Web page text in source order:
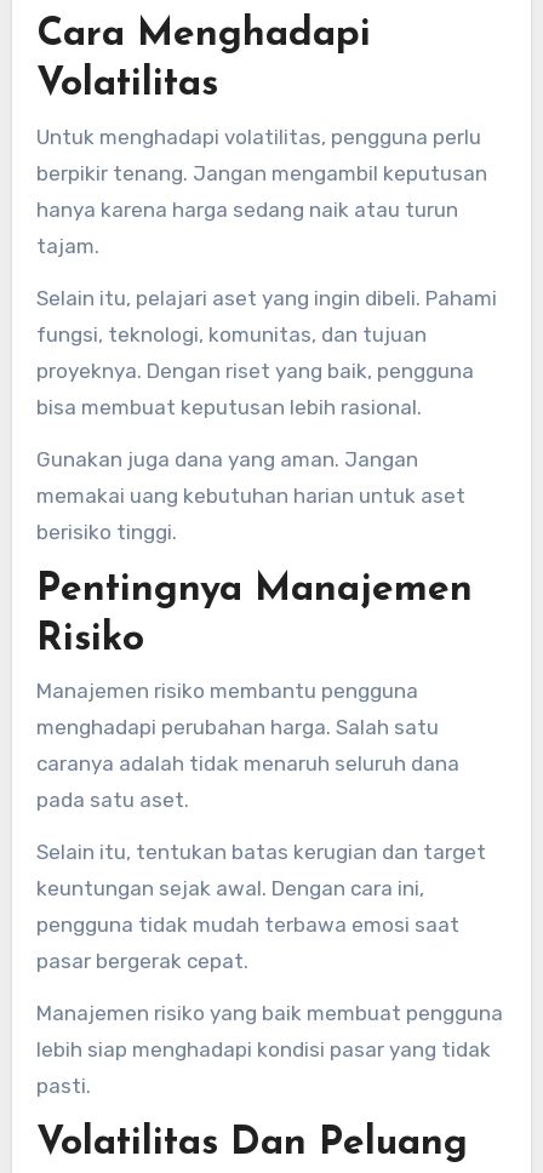
Cara Menghadapi
Volatilitas
Untuk menghadapi volatilitas, pengguna perlu
berpikir tenang. Jangan mengambil keputusan
hanya karena harga sedang naik atau turun
tajam.
Selain itu, pelajari aset yang ingin dibeli. Pahami
fungsi, teknologi, komunitas, dan tujuan
proyeknya. Dengan riset yang baik, pengguna
bisa membuat keputusan lebih rasional.
Gunakan juga dana yang aman. Jangan
memakai uang kebutuhan harian untuk aset
berisiko tinggi.
Pentingnya Manajemen
Risiko
Manajemen risiko membantu pengguna
menghadapi perubahan harga. Salah satu
caranya adalah tidak menaruh seluruh dana
pada satu aset.
Selain itu, tentukan batas kerugian dan target
keuntungan sejak awal. Dengan cara ini,
pengguna tidak mudah terbawa emosi saat
pasar bergerak cepat.
Manajemen risiko yang baik membuat pengguna
lebih siap menghadapi kondisi pasar yang tidak
pasti.
Volatilitas Dan Peluang